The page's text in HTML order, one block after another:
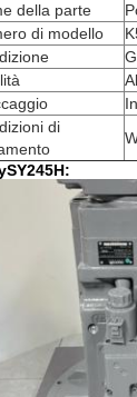
della parte
di modello
di